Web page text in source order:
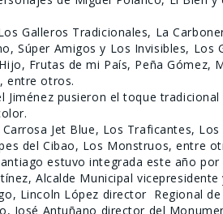
Galleros Tradicionales, La
Súper Amigos y Los Invisibles, Los
Frutas de mi País, Peña Gómez,
entre otros.
Jiménez pusieron el toque
Jet Blue, Los Traficantes,
del Cibao, Los Monstruos, entre
estuvo integrada este año
Alcalde Municipal
Lincoln López director Regional
José Antuñano director del